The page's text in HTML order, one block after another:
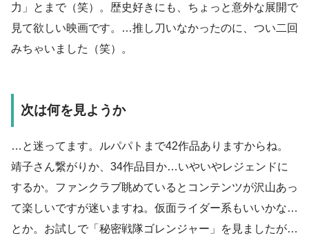
力」とまで（笑）。歴史好きにも、ちょっと意外な展開で
見て欲しい映画です。…推し刀いなかったのに、つい二回
みちゃいました（笑）。
次は何を見ようか
…と迷ってます。ルパパトまで42作品ありますからね。
靖子さん繋がりか、34作品目か…いやいやレジェンドに
するか。ファンクラブ眺めているとコンテンツが沢山あっ
て楽しいですが迷いますね。仮面ライダー系もいいかな…
とか。お試しで「秘密戦隊ゴレンジャー」を見ましたが…